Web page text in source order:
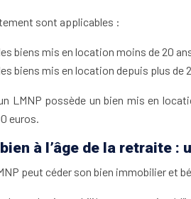
sont applicables :
biens mis en location moins de 20
biens mis en location depuis plus de
LMNP possède un bien mis en
euros.
à l’âge de la retraite
peut céder son bien immobilier et